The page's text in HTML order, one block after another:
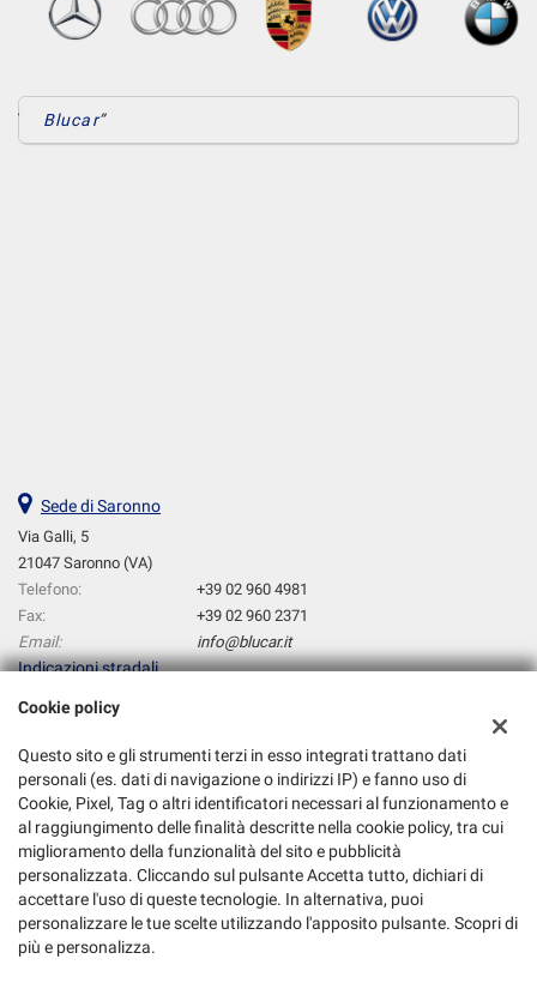
Blucar
Sede di Saronno
Via Galli, 5
21047 Saronno (VA)
Telefono:
+39 02 960 4981
Fax:
+39 02 960 2371
Email:
info@blucar.it
Indicazioni stradali
Dati fiscali:
Blucar Srl
Via Galli, 5, Saronno (VA)
C.F/P.IVA:01779920121
Registro delle imprese: VA
Cookie policy
Questo sito e gli strumenti terzi in esso integrati trattano dati
personali (es. dati di navigazione o indirizzi IP) e fanno uso di
Cookie, Pixel, Tag o altri identificatori necessari al funzionamento e
al raggiungimento delle finalità descritte nella cookie policy, tra cui
miglioramento della funzionalità del sito e pubblicità
personalizzata. Cliccando sul pulsante Accetta tutto, dichiari di
accettare l'uso di queste tecnologie. In alternativa, puoi
personalizzare le tue scelte utilizzando l'apposito pulsante. Scopri di
più e personalizza.